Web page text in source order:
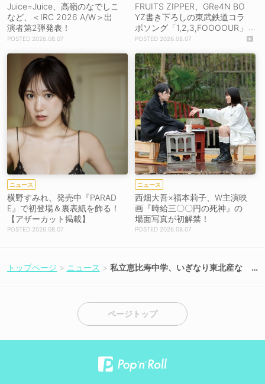
Juice=Juice、高嶺のなでしこ
など、＜IRC 2026 A/W＞出
演者第2弾発表！
2026.08.07
FRUITS ZIPPER、GRe4N BO
YZ書き下ろしの東武鉄道コラ
ボソング「1,2,3,FOOOOUR」
をリリース＆MV公開！
2026.08.07
ニュース
横野すみれ、発売中『PARAD
E』で初登場＆裏表紙を飾る！
【アザーカット掲載】
2026.08.07
ニュース
西畑大吾×福本莉子、W主演映
画『時給三〇〇円の死神』の
場面写真が初解禁！
2026.08.07
トップページ ニュース
私立恵比寿中学、いぎなり東北産な
ページトップ